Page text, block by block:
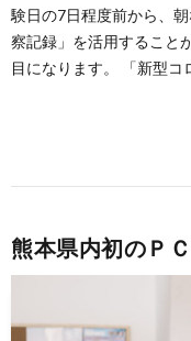
験日の7日程度前から、
察記録」を活用すること
目になります。 「新型コ
熊本県内初のＰ